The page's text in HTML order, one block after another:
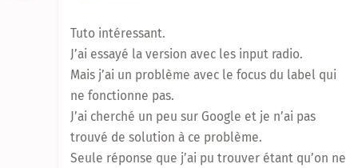
Tuto intéressant.
J’ai essayé la version avec les input radio.
Mais j’ai un problème avec le focus du label qui
ne fonctionne pas.
J’ai cherché un peu sur Google et je n’ai pas
trouvé de solution à ce problème.
Seule réponse que j’ai pu trouver étant qu’on ne